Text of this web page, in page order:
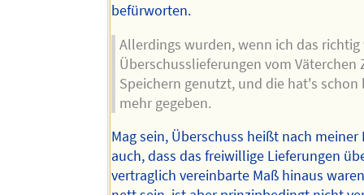
befürworten.
Allerdings wurden, wenn ich das richtig
Überschusslieferungen vom Väterchen
Speichern genutzt, und die hat's schon
mehr gegeben.
Mag sein, Überschuss heißt nach meiner
auch, dass das freiwillige Lieferungen
vertraglich vereinbarte Maß hinaus